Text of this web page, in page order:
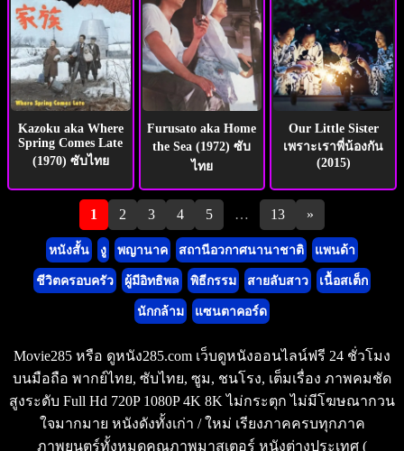
Kazoku aka Where
Spring Comes Late
(1970) ซับไทย
Furusato aka Home
the Sea (1972) ซับ
ไทย
Our Little Sister
เพราะเราพี่น้องกัน
(2015)
Pagination
1 2 3 4 5 … 13 »
หนังสั้น งู พญานาค สถานีอวกาศนานาชาติ แพนด้า
ชีวิตครอบครัว ผู้มีอิทธิพล พิธีกรรม สายลับสาว เนื้อสเต็ก
นักกล้าม แซนตาคอร์ด
Movie285 หรือ ดูหนัง285.com เว็บดูหนังออนไลน์ฟรี 24 ชั่วโมง
บนมือถือ พากย์ไทย, ซับไทย, ซูม, ชนโรง, เต็มเรื่อง ภาพคมชัด
สูงระดับ Full Hd 720P 1080P 4K 8K ไม่กระตุก ไม่มีโฆษณากวน
ใจมากมาย หนังดังทั้งเก่า / ใหม่ เรียงภาคครบทุกภาค
ภาพยนตร์ทั้งหมดคุณภาพมาสเตอร์ หนังต่างประเทศ (